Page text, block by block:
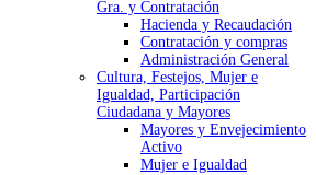
Gra. y Contratación
Hacienda y Recaudación
Contratación y compras
Administración General
Cultura, Festejos, Mujer e
Igualdad, Participación
Ciudadana y Mayores
Mayores y Envejecimiento
Activo
Mujer e Igualdad